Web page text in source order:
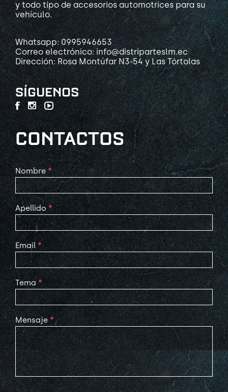
y todo tipo de accesorios automotrices para su
vehículo.
Whatsapp: 0995946653
Correo electrónico: info@distriparteslm.ec
Dirección: Rosa Montúfar N3-54 y Las Tórtolas
SÍGUENOS
CONTACTOS
Contact
Us
Nombre *
Apellido *
Email *
Tema *
Mensaje *